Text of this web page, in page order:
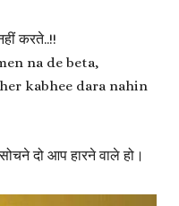
करते..!!
na de beta,
kabhee dara nahin
दो आप हारने वाले हो।